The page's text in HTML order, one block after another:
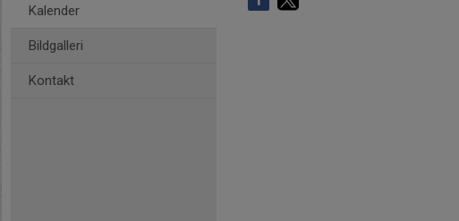
Kalender
Bildgalleri
Kontakt